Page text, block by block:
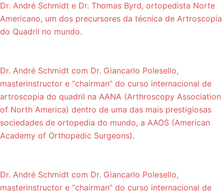
Dr. André Schmidt e Dr. Thomas Byrd, ortopedista Norte
Americano, um dos precursores da técnica de Artroscopia
do Quadril no mundo.
Dr. André Schmidt com Dr. Giancarlo Polesello,
masterinstructor e “chairman” do curso internacional de
artroscopia do quadril na AANA (Arthroscopy Association
of North America) dentro de uma das mais prestigiosas
sociedades de ortopedia do mundo, a AAOS (American
Academy of Orthopedic Surgeons).
Dr. André Schmidt com Dr. Giancarlo Polesello,
masterinstructor e “chairman” do curso internacional de